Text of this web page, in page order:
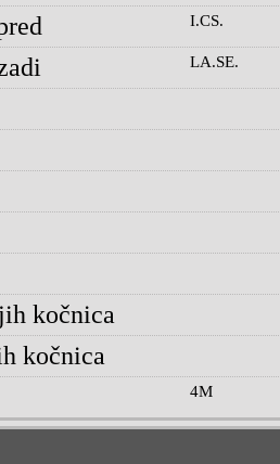
I.CS.
LA.SE.
kočnica
kočnica
4M